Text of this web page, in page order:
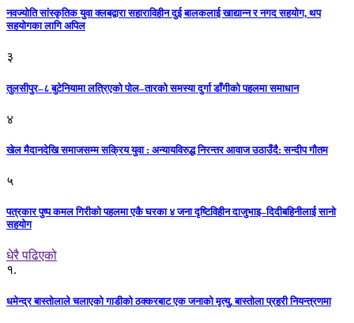
नवज्योति सांस्कृतिक युवा क्लबद्वारा सहाराविहीन दुई बालकलाई खाद्यान्न र नगद सहयोग, थप
सहयोगका लागि अपिल
३
तुलसीपुर–८ बुटेनियामा लत्रिएको पोल–तारको समस्या दुर्गा डाँगीको पहलमा समाधान
४
खेल मैदानदेखि समाजसम्म सक्रिय युवा : अन्यायविरुद्ध निरन्तर आवाज उठाउँदै: सन्दीप गौतम
५
पत्रकार पुष्प कमल गिरीको पहलमा एकै घरका ४ जना दृष्टिविहीन दाजुभाइ–दिदीबहिनीलाई सानो
सहयोग
धेरै पढिएको
१.
धमेन्द्र बास्तोलाले चलाएको गाडीको ठक्करबाट एक जनाको मृत्यु, बास्तोला प्रहरी नियन्त्रणमा